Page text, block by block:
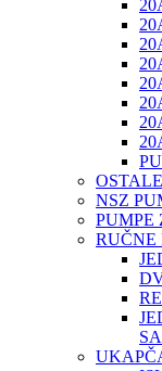
NSZ
PUMPE
RUČNE